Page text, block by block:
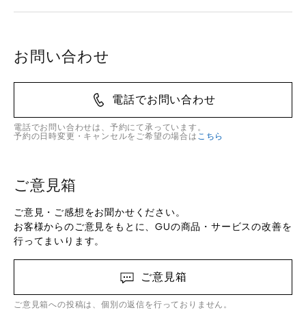
お問い合わせ
電話でお問い合わせ
電話でお問い合わせは、予約にて承っています。
予約の日時変更・キャンセルをご希望の場合は こちら
ご意見箱
ご意見・ご感想をお聞かせください。
お客様からのご意見をもとに、GUの商品・サービスの改善を
行ってまいります。
ご意見箱
ご意見箱への投稿は、個別の返信を行っておりません。